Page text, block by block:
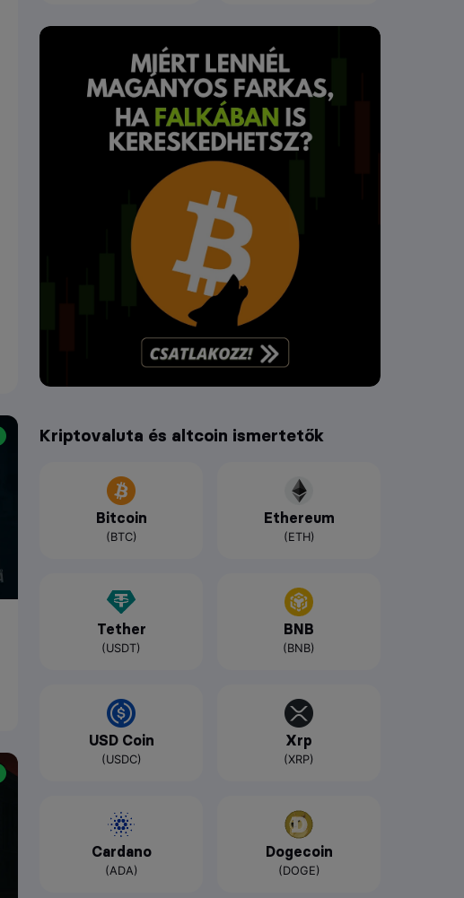
Kriptovaluta és altcoin ismertetők
Bitcoin
(BTC)
Ethereum
(ETH)
Tether
(USDT)
BNB
(BNB)
USD Coin
(USDC)
Xrp
(XRP)
Cardano
(ADA)
Dogecoin
(DOGE)